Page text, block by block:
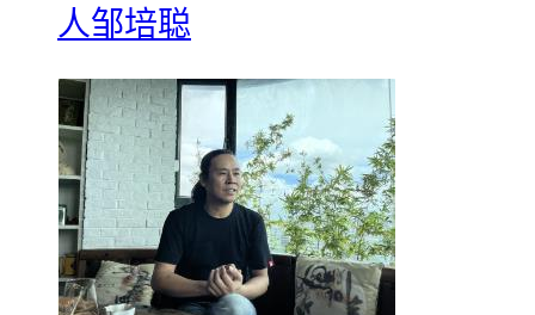
人邹培聪